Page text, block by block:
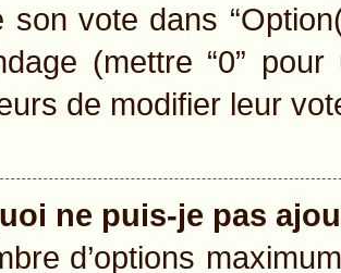
son vote dans
(mettre “0”
de modifier leur
ne puis-je pas
d’options